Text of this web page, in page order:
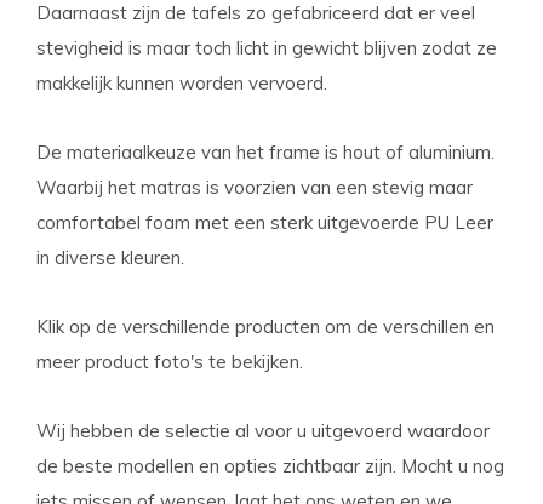
Daarnaast zijn de tafels zo gefabriceerd dat er veel
stevigheid is maar toch licht in gewicht blijven zodat ze
makkelijk kunnen worden vervoerd.
De materiaalkeuze van het frame is hout of aluminium.
Waarbij het matras is voorzien van een stevig maar
comfortabel foam met een sterk uitgevoerde PU Leer
in diverse kleuren.
Klik op de verschillende producten om de verschillen en
meer product foto's te bekijken.
Wij hebben de selectie al voor u uitgevoerd waardoor
de beste modellen en opties zichtbaar zijn. Mocht u nog